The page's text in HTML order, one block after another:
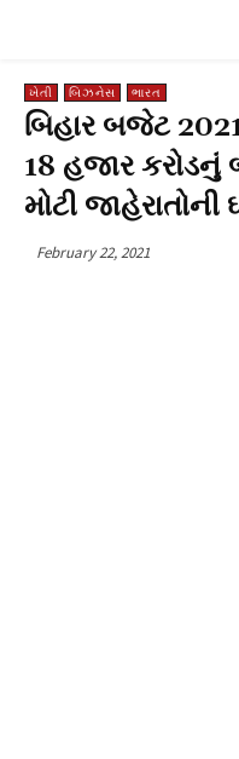
ખેતી બિઝનેસ ભારત
બિહાર બજેટ
18 હજાર
મોટી જાહેરાતોની
February 22, 2021